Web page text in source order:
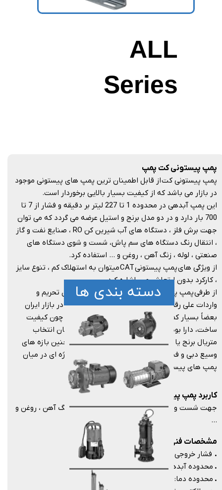
ALL
Series
پمپ پیستونی کت پمپ
پمپ پیستونی کت از قابل اطمینان ترین پمپ های پیستونی موجود
در بازار می باشد که از کیفیت بسیار بالایی برخوردار است.
این پمپ آبدهی در محدوده 1 تا 227 لیتر بر دقیقه و فشار از 7 تا
700 بار دارد و در دو مدل برنج و استیل عرضه می گردد که می توان
جهت برش فلز ، دستگاه های آب شیرین کن RO ، صنایع نفت و گاز
، انتقال رنگ دستگاه های سم پاش، شست و شوی دستگاه های
صنعتی ، لوله ، زنگ آهن ، روغن و … استفاده کرد.
از ویژگی های پمپ پیستونی CAT میتوان به استهلاک کم ، تنوع سایز
، کارکرد بدون ارتعاش و … اشاره کرد.
از طرفی پمپ پیستونی CAT به دلیل محدودیت های تحریم و
واردات علی رقم تنوع و بازه های وسیع محصولات ، در بازار ایران
بعضاً بسیار کمیاب است. با این وجود ویژگی هایی چون کیفیت
ساخت، دارا بودن استانداردهای لازم چون ISO ، امکان انتخاب
متریال برنج یا استیل برای کاربردهای مختلف ، همچنین بازه های
وسیع دبی و فشار ، باعث شده پمپ کت جایگاه ویژه ای در میان
پمپ های پیستونی داشته باشد.
کاربرد پمپ پیستونی کت پمپ
جهت شست و شوی دستگاه های صنعتی ، لوله ، زنگ آهن ، روغن و
…​​​​​​​
مشخصات فنی پمپ پیستونی کت پمپ
​​​​​​​. فشار خروجی: از 7 تا 700 بار
. محدوده آبدهی: 1 تا 900 لیتر بر دقیقه
. محدوده دما: 23- تا 115 درجه سانتی گراد
دسته بندی ها